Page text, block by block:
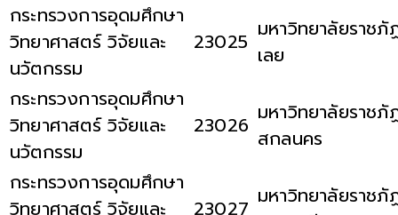
กระทรวงการอุดมศึกษา
วิทยาศาสตร์ วิจัยและ
นวัตกรรม
23025 มหาวิทยาลัยราชภั
เลย
กระทรวงการอุดมศึกษา
วิทยาศาสตร์ วิจัยและ
นวัตกรรม
23026 มหาวิทยาลัยราชภั
สกลนคร
กระทรวงการอุดมศึกษา
วิทยาศาสตร์ วิจัยและ
23027 มหาวิทยาลัยราชภั